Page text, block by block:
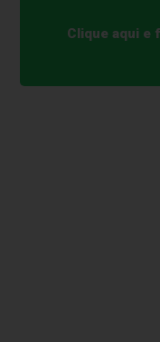
Clique aqui e